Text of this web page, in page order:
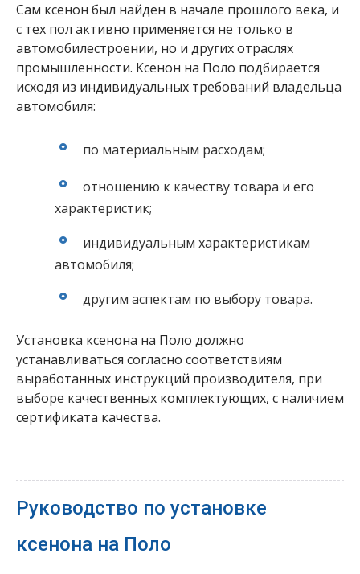
Сам ксенон был найден в начале прошлого века, и
с тех пол активно применяется не только в
автомобилестроении, но и других отраслях
промышленности. Ксенон на Поло подбирается
исходя из индивидуальных требований владельца
автомобиля:
по материальным расходам;
отношению к качеству товара и его
характеристик;
индивидуальным характеристикам
автомобиля;
другим аспектам по выбору товара.
Установка ксенона на Поло должно
устанавливаться согласно соответствиям
выработанных инструкций производителя, при
выборе качественных комплектующих, с наличием
сертификата качества.
Руководство по установке
ксенона на Поло